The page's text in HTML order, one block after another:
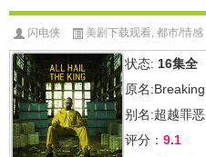
闪电侠 美剧下载观看, 都市/情感
状态: 16集全
原名
别名:超越罪
评分： 9.1